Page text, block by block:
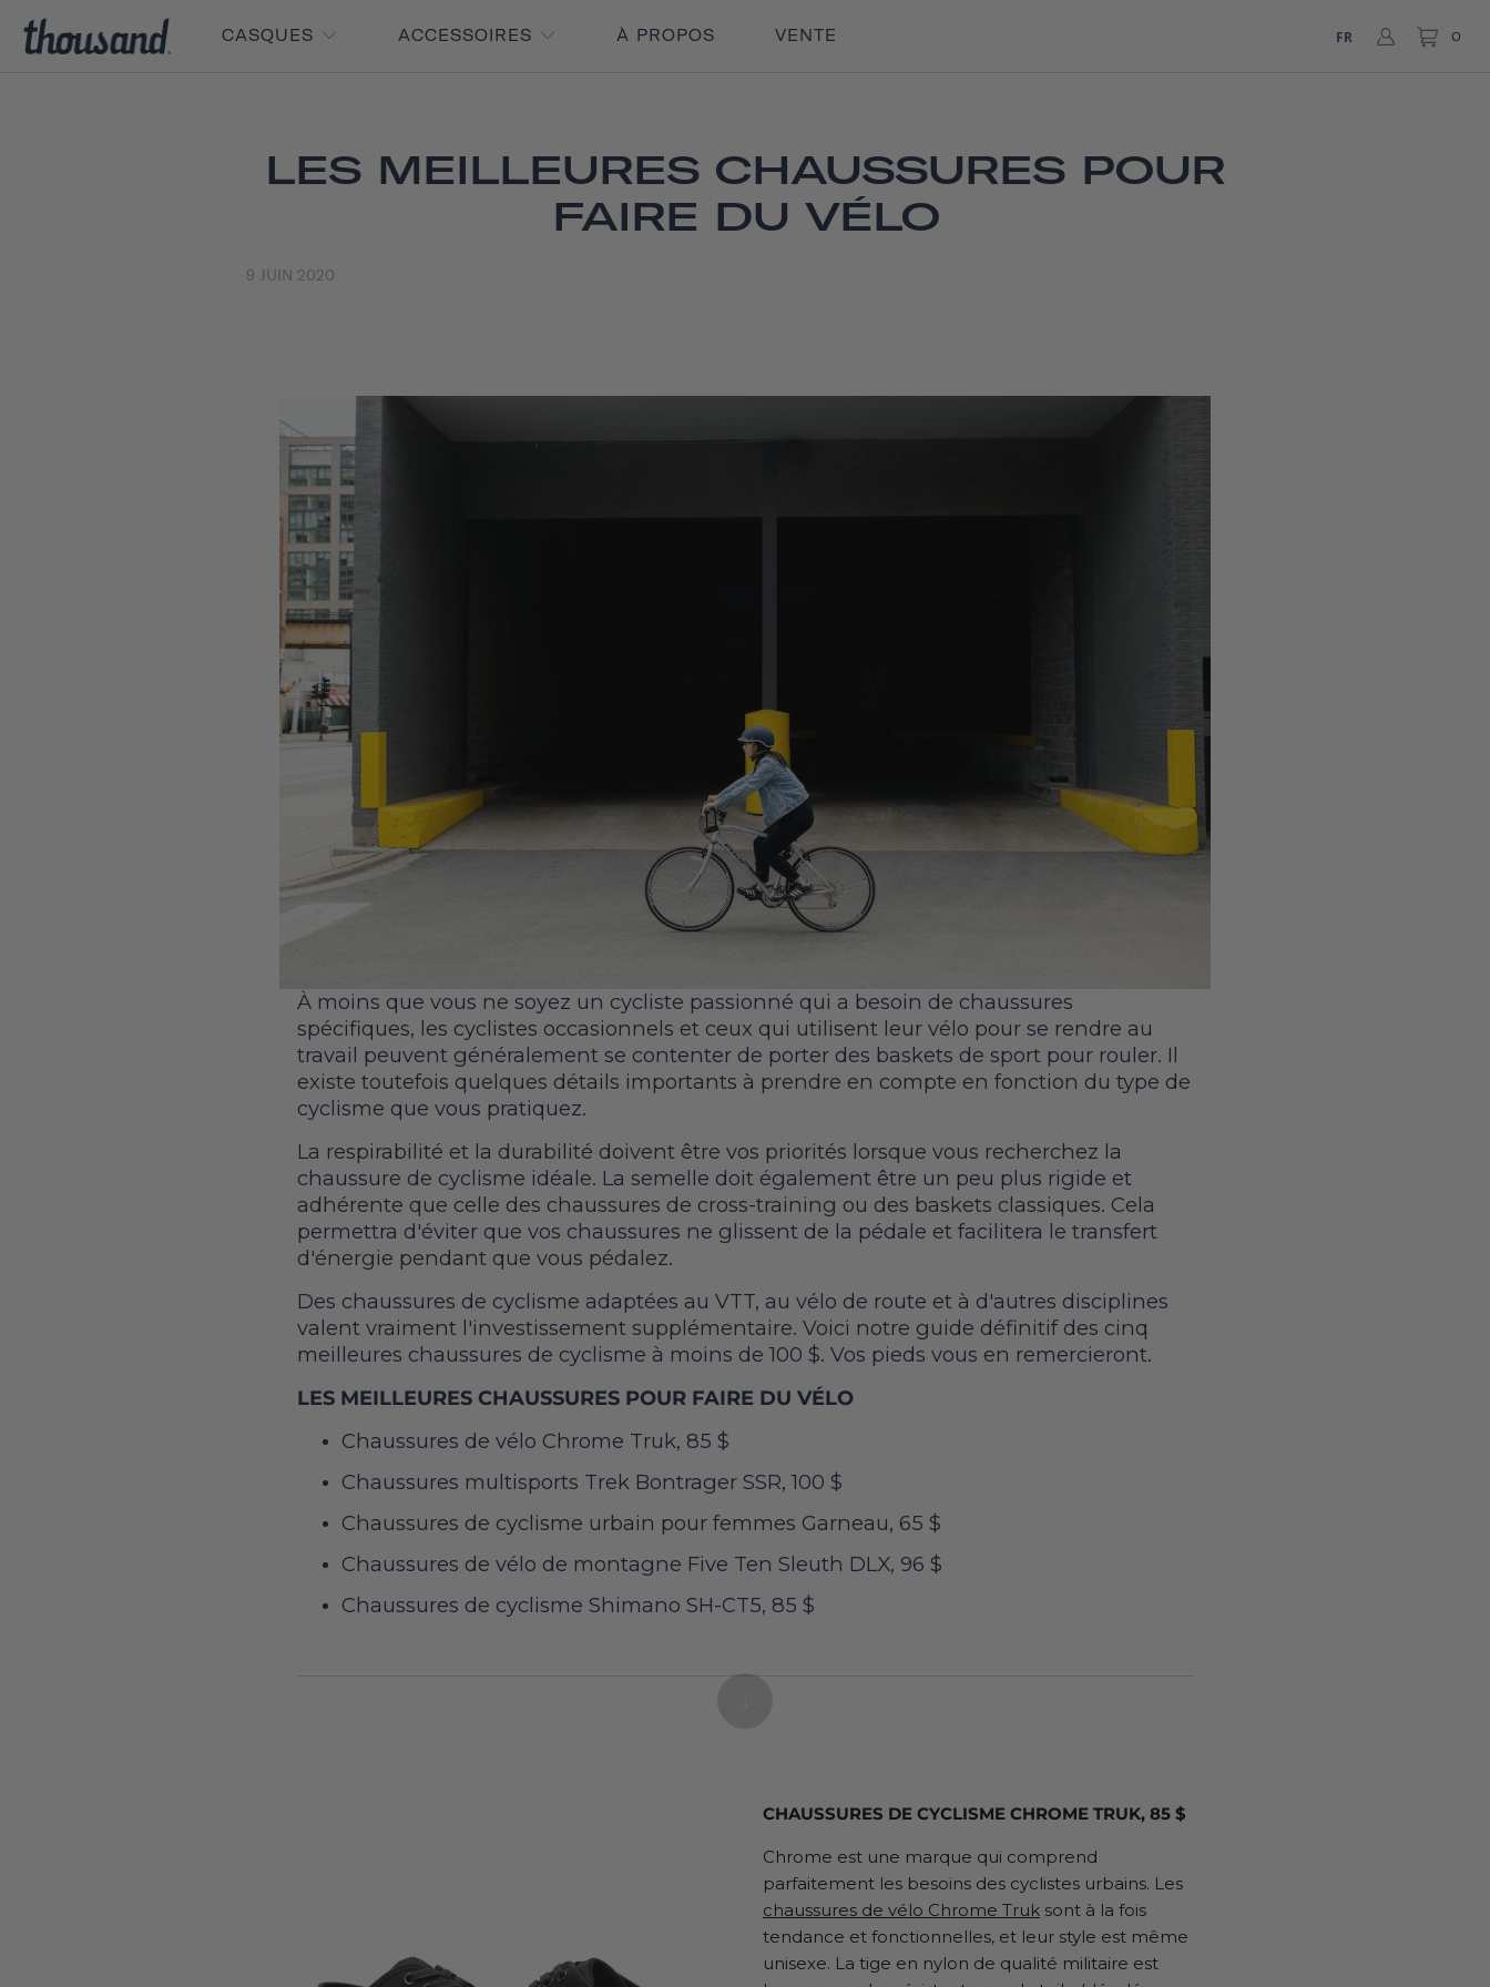
CASQUES ACCESSOIRES À PROPOS VENTE FR 0
LES MEILLEURES CHAUSSURES POUR
FAIRE DU VÉLO
9 JUIN 2020
À moins que vous ne soyez un cycliste passionné qui a besoin de chaussures
spécifiques, les cyclistes occasionnels et ceux qui utilisent leur vélo pour se rendre au
travail peuvent généralement se contenter de porter des baskets de sport pour rouler. Il
existe toutefois quelques détails importants à prendre en compte en fonction du type de
cyclisme que vous pratiquez.
La respirabilité et la durabilité doivent être vos priorités lorsque vous recherchez la
chaussure de cyclisme idéale. La semelle doit également être un peu plus rigide et
adhérente que celle des chaussures de cross-training ou des baskets classiques. Cela
permettra d'éviter que vos chaussures ne glissent de la pédale et facilitera le transfert
d'énergie pendant que vous pédalez.
Des chaussures de cyclisme adaptées au VTT, au vélo de route et à d'autres disciplines
valent vraiment l'investissement supplémentaire. Voici notre guide définitif des cinq
meilleures chaussures de cyclisme à moins de 100 $. Vos pieds vous en remercieront.
LES MEILLEURES CHAUSSURES POUR FAIRE DU VÉLO
Chaussures de vélo Chrome Truk, 85 $
Chaussures multisports Trek Bontrager SSR, 100 $
Chaussures de cyclisme urbain pour femmes Garneau, 65 $
Chaussures de vélo de montagne Five Ten Sleuth DLX, 96 $
Chaussures de cyclisme Shimano SH-CT5, 85 $
CHAUSSURES DE CYCLISME CHROME TRUK, 85 $
Chrome est une marque qui comprend
parfaitement les besoins des cyclistes urbains. Les
chaussures de vélo Chrome Truk sont à la fois
tendance et fonctionnelles, et leur style est même
unisexe. La tige en nylon de qualité militaire est